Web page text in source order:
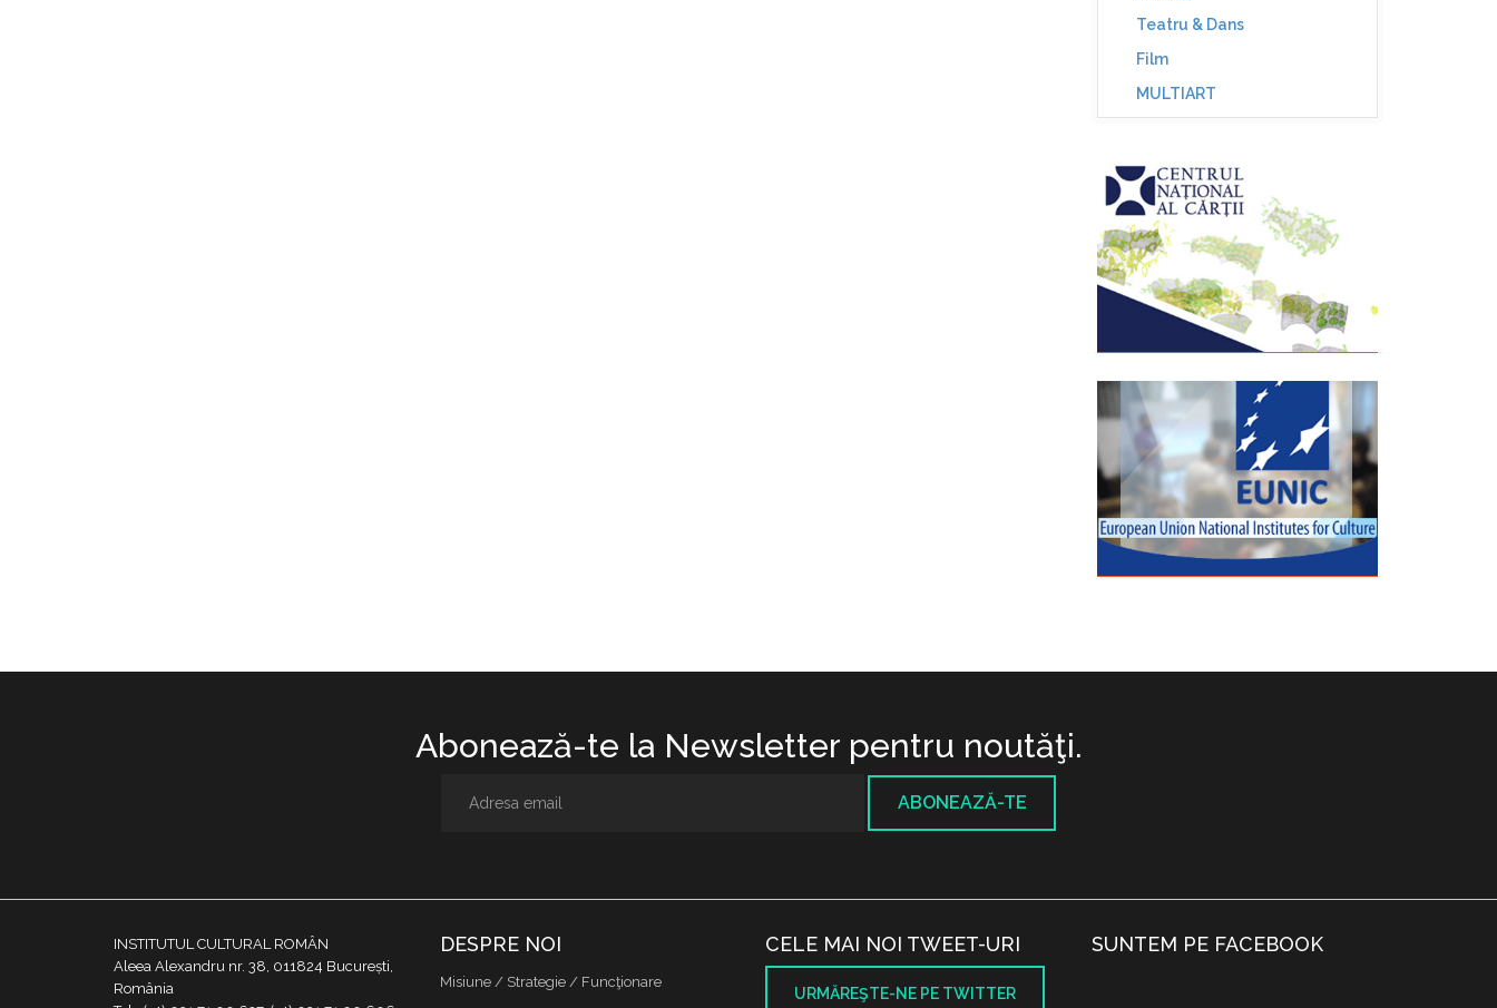
Teatru & Dans
Film
MULTIART
Abonează-te la Newsletter pentru noutăţi.
ABONEAZĂ-TE
INSTITUTUL CULTURAL ROMÂN
Aleea Alexandru nr. 38, 011824 București,
România
DESPRE NOI
Misiune / Strategie / Funcţionare
CELE MAI NOI TWEET-URI
URMĂREŞTE-NE PE TWITTER
SUNTEM PE FACEBOOK